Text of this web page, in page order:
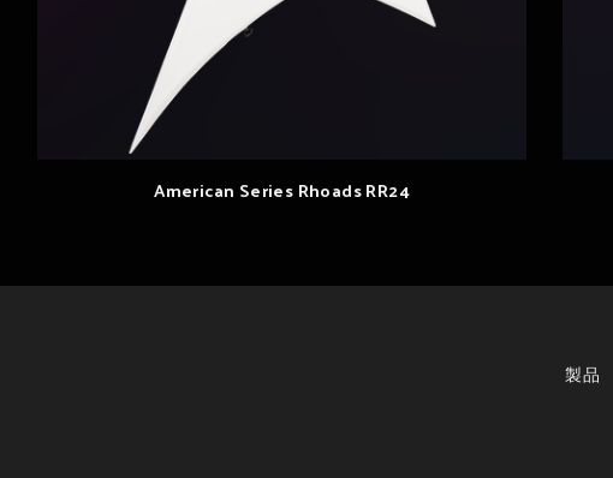
American Series Rhoads RR24
製品